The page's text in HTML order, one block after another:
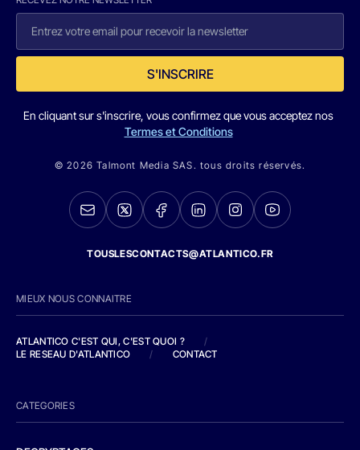
S'INSCRIRE
En cliquant sur s'inscrire, vous confirmez que vous acceptez nos
Termes et Conditions
© 2026 Talmont Media SAS. tous droits réservés.
TOUSLESCONTACTS@ATLANTICO.FR
MIEUX NOUS CONNAITRE
ATLANTICO C'EST QUI, C'EST QUOI ?
/
LE RESEAU D'ATLANTICO
/ CONTACT
CATEGORIES